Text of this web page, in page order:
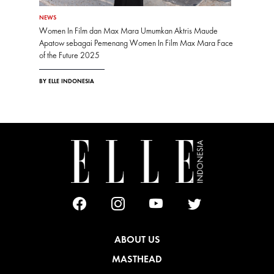
NEWS
Women In Film dan Max Mara Umumkan Aktris Maude
Apatow sebagai Pemenang Women In Film Max Mara Face
of the Future 2025
BY ELLE INDONESIA
ABOUT US
MASTHEAD